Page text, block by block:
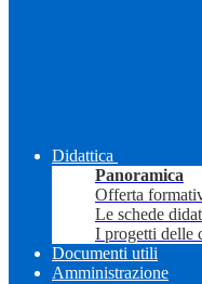
Didattica
Panoramica
Offerta
Le schede
I progetti delle
Documenti utili
Amministrazione